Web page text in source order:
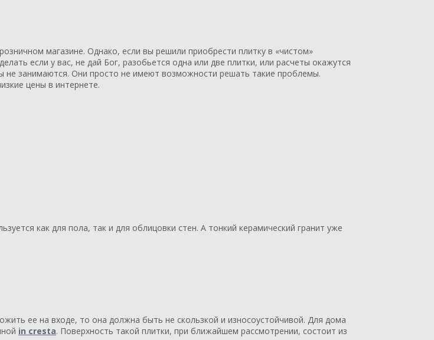
магазине. Однако, если вы решили приобрести плитку в «чистом»
если у вас, не дай Бог, разобьется одна или две плитки, или расчеты окажутся
не занимаются. Они просто не имеют возможности решать такие проблемы.
цены в интернете.
как для пола, так и для облицовки стен. А тонкий керамический гранит уже
ее на входе, то она должна быть не скользкой и износоустойчивой. Для дома
in cresta. Поверхность такой плитки, при ближайшем рассмотрении, состоит из